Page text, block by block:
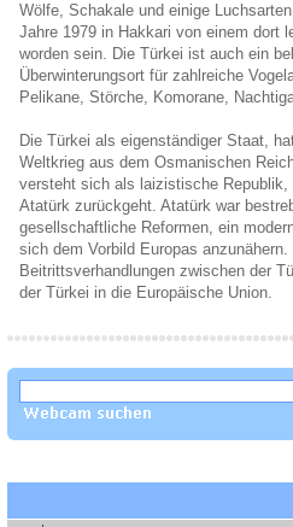
Wölfe, Schakale und einige
Jahre 1979 in Hakkari von einem dort
worden sein. Die Türkei ist auch ein
Überwinterungsort für zahlreiche
Pelikane, Störche, Komorane,
Die Türkei als eigenständiger Staat,
Weltkrieg aus dem Osmanischen
versteht sich als laizistische Republik,
Atatürk zurückgeht. Atatürk war
gesellschaftliche Reformen, ein
sich dem Vorbild Europas
Beitrittsverhandlungen zwischen der
der Türkei in die Europäische Union.